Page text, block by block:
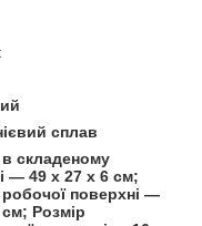
сплав
в складеному
— 49 х 27 х 6 см;
робочої поверхні —
Розмір